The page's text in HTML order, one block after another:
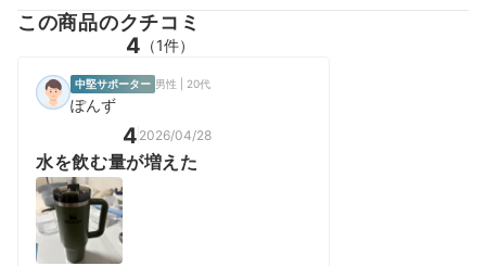
この商品のクチコミ
4 （1件）
中堅サポーター 男性 | 20代
ぽんず
4 2026/04/28
水を飲む量が増えた